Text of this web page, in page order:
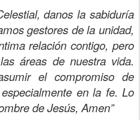
danos la sabiduría
gestores de la unidad,
relación contigo, pero
áreas de nuestra vida.
el compromiso de
en la fe. Lo
de Jesús, Amen”